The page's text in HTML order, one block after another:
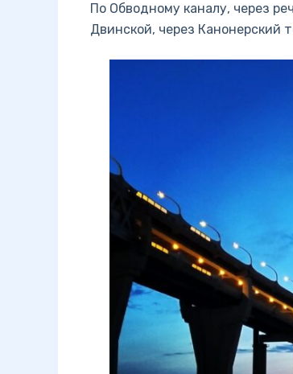
По Обводному каналу, через
Двинской, через Канонерский